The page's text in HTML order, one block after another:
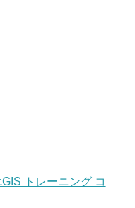
トレーニング コ